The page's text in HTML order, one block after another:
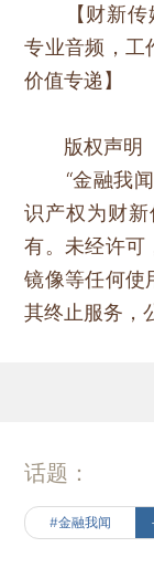
【财新传媒
专业音频，工
价值专递】
版权声明
“金融我闻”
识产权为财
有。未经许可
镜像等任何使
其终止服务，
话题：
#金融我闻